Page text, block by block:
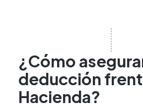
¿Cómo
deducción
Hacienda?